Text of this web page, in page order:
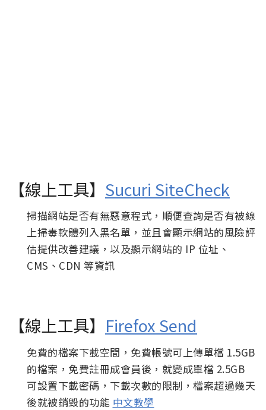
【線上工具】 Sucuri SiteCheck
掃描網站是否有無惡意程式，順便查詢是否有被線
上掃毒軟體列入黑名單，並且會顯示網站的風險評
估提供改善建議，以及顯示網站的 IP 位址、
CMS、CDN 等資訊
【線上工具】 Firefox Send
免費的檔案下載空間，免費帳號可上傳單檔 1.5GB
的檔案，免費註冊成會員後，就變成單檔 2.5GB
可設置下載密碼，下載次數的限制，檔案超過幾天
後就被銷毀的功能 中文教學